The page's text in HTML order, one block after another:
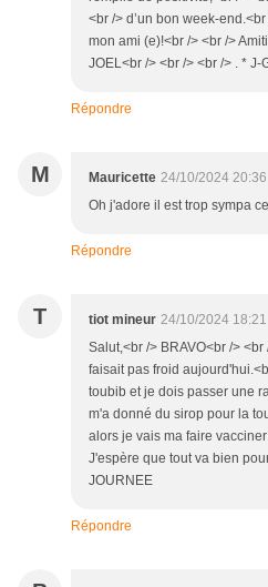
<br /> d’un bon week-
mon ami (e)!<br /> <br />
JOEL<br /> <br /> <br /> . * J-
Répondre
M Mauricette 24/10/2024 20:36
Oh j'adore il est trop sympa
Répondre
T tiot mineur 24/10/2024 18:21
Salut,<br /> BRAVO<br />
faisait pas froid
toubib et je dois passer une
m'a donné du sirop pour la
alors je vais ma faire
J'espère que tout va bien
JOURNEE
Répondre